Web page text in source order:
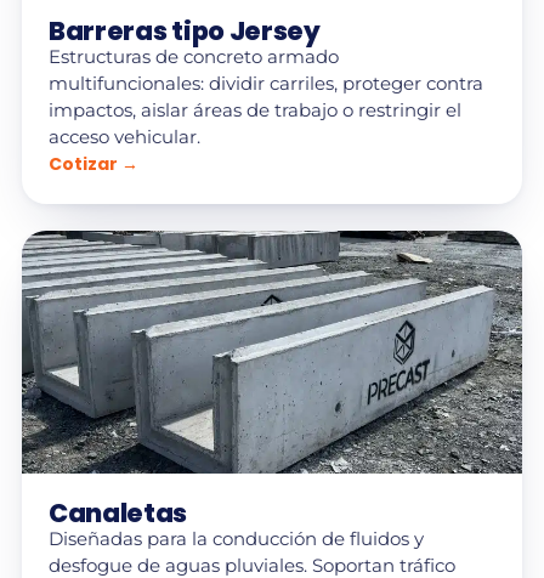
Barreras tipo Jersey
Estructuras de concreto armado
multifuncionales: dividir carriles, proteger contra
impactos, aislar áreas de trabajo o restringir el
acceso vehicular.
Cotizar →
Canaletas
Diseñadas para la conducción de fluidos y
desfogue de aguas pluviales. Soportan tráfico